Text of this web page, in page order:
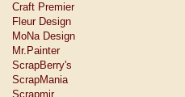
Craft Premier
Fleur Design
MoNa Design
Mr.Painter
ScrapBerry's
ScrapMania
Scrapmir